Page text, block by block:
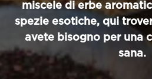
miscele di erbe
spezie esotiche, qui
avete bisogno per una
sana.